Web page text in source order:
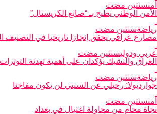
أمنسنتين مضت
الأمن الوطني يطيح بـ “صانع الكريستال”
رياضةسنتين مضت
مصارع عراقي يحقق إنجازا تاريخيا في التصنيف
عربي ودوليسنتين مضت
العراق والتشيك يؤكدان على أهمية تهدئة
رياضةسنتين مضت
جوارديولا: رحيلي عن السيتي لن يكون مفاجئا
أمنسنتين مضت
نجاة محامٍ من محاولة اغتيال في بغداد